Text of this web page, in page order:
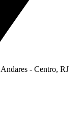
Andares - Centro, RJ